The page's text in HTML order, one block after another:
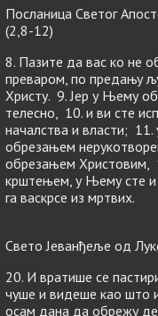
Посланица Светог
(2,8-12)
8. Пазите да вас ко не
преваром, по предању
Христу. 9. Јер у Њему
телесно, 10. и ви сте
началства и власти;
обрезањем
обрезањем Христовим,
крштењем, у Њему сте и
га васкрсе из мртвих.
Свето Јеванђеље од
20. И вратише се
чуше и видеше као што
осам дана да обрежу